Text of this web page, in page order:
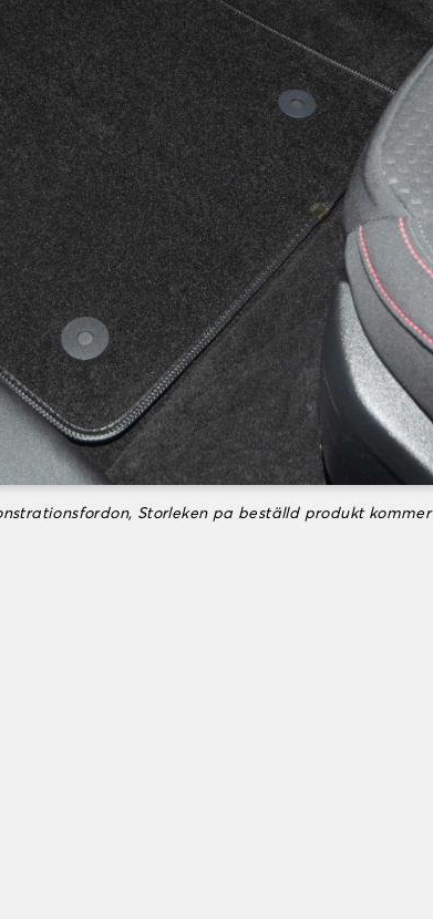
Storleken pa beställd produkt kommer